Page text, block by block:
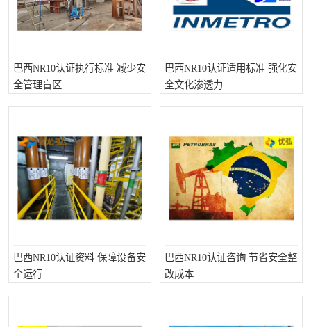
巴西NR10认证执行标准 减少安
全管理盲区
巴西NR10认证适用标准 强化安
全文化渗透力
巴西NR10认证资料 保障设备安
全运行
巴西NR10认证咨询 节省安全整
改成本